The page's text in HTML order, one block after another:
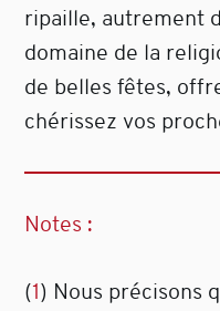
ripaille, autrement
domaine de la
de belles fêtes,
chérissez vos
Notes :
(1) Nous précisons